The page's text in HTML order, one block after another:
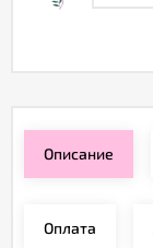
Описание
Оплата